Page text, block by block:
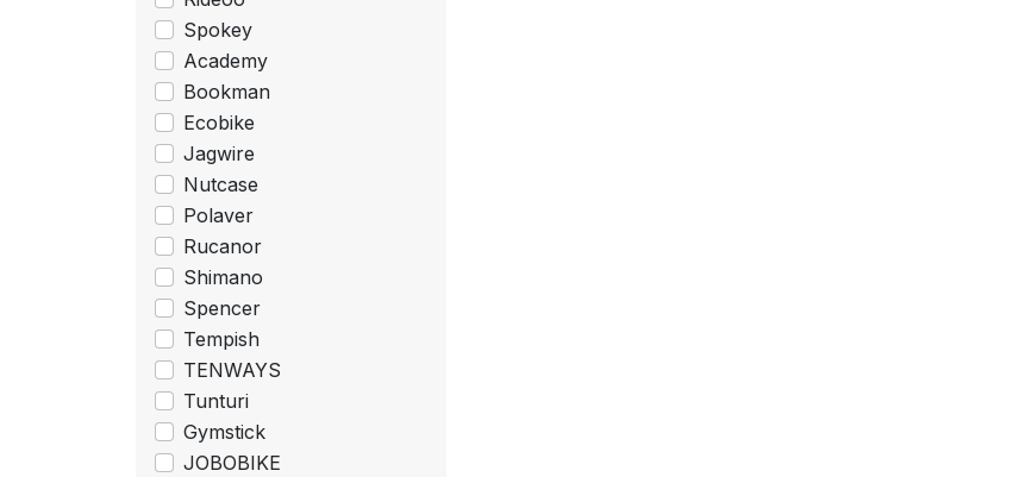
Spokey
Academy
Bookman
Ecobike
Jagwire
Nutcase
Polaver
Rucanor
Shimano
Spencer
Tempish
TENWAYS
Tunturi
Gymstick
JOBOBIKE